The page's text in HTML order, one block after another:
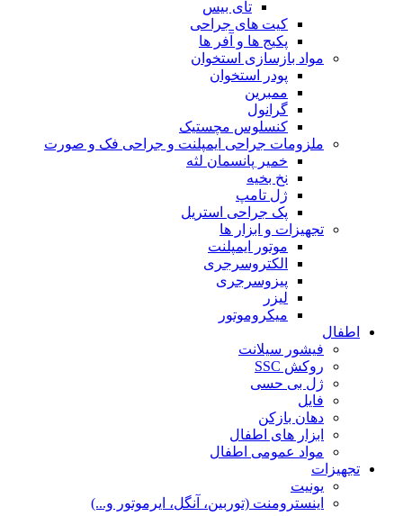
تای بیس
کیت های جراحی
پکیج ها و آفر ها
مواد بازسازی استخوان
پودر استخوان
ممبرین
گرانول
کنسلوس مچستیک
ملزومات جراحی ایمپلنت و جراحی فک و صورت
خمیر پانسمان لثه
نخ بخیه
ژل تامپ
پک جراحی استریل
تجهیزات و ابزار ها
موتور ایمپلنت
الکتروسرجری
پیزوسرجری
لیزر
میکروموتور
اطفال
فیشور سیلانت
روکش SSC
ژل بی حسی
فایل
دهان بازکن
ابزار های اطفال
مواد عمومی اطفال
تجهیزات
یونیت
اینسترومنت (توربین، آنگل، ایرموتور و...)